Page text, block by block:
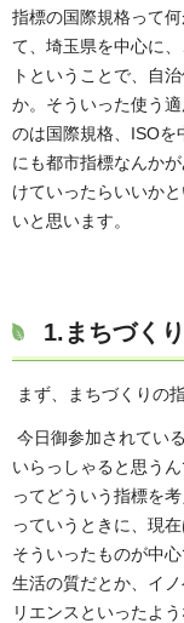
指標の国際規格って
て、埼玉県を中心に
トということで、自
か。そういった使う
のは国際規格、ISOを
にも都市指標なんか
けていったらいいか
いと思います。
1.まちづく
まず、まちづくりの
今日御参加されてい
いらっしゃると思う
ってどういう指標を
っていうときに、現
そういったものが中
生活の質だとか、イ
リエンスといったよ